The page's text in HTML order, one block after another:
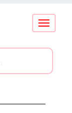
Conmutar